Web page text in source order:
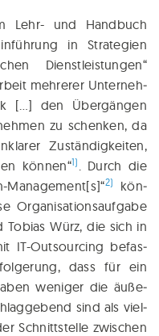
Lehr- und Hand­buch
in Stra­tegien
Dienst­leis­tun­gen“
meh­re­rer Unter­neh­
[…] den Über­gän­gen
zu schen­ken, da
Zustän­dig­kei­ten,
kön­nen“1) . Durch die
Management[s]“2)
kön­
Orga­ni­sa­ti­ons­auf­ga­be
Würz, die sich in
IT-Out­sour­cing befas­
dass für ein
weni­ger die äuße­
sind als viel­
Schnitt­stel­le zwi­schen